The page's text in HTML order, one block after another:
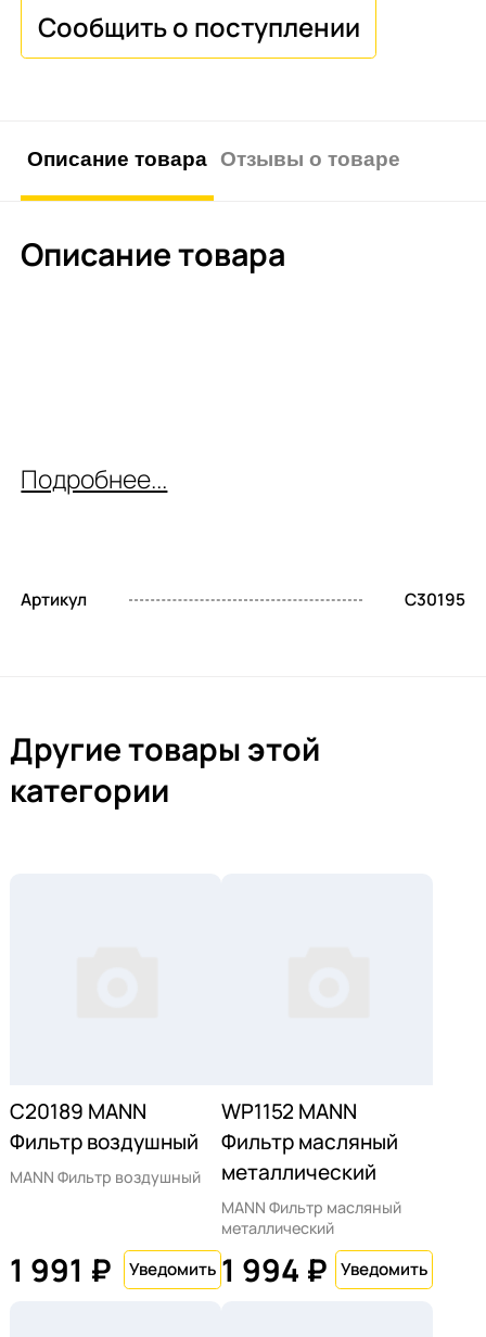
Описание товара Отзывы о товаре
Описание товара
Подробнее...
Артикул C30195
Другие товары этой
категории
C20189 MANN
Фильтр воздушный
MANN Фильтр воздушный
1 991 ₽
WP1152 MANN
Фильтр масляный
металлический
MANN Фильтр масляный
металлический
1 994 ₽